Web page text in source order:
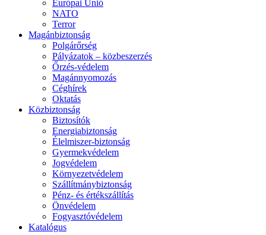
Európai Unió
NATO
Terror
Magánbiztonság
Polgárőrség
Pályázatok – közbeszerzés
Őrzés-védelem
Magánnyomozás
Céghírek
Oktatás
Közbiztonság
Biztosítók
Energiabiztonság
Élelmiszer-biztonság
Gyermekvédelem
Jogvédelem
Környezetvédelem
Szállítmánybiztonság
Pénz- és értékszállítás
Önvédelem
Fogyasztóvédelem
Katalógus